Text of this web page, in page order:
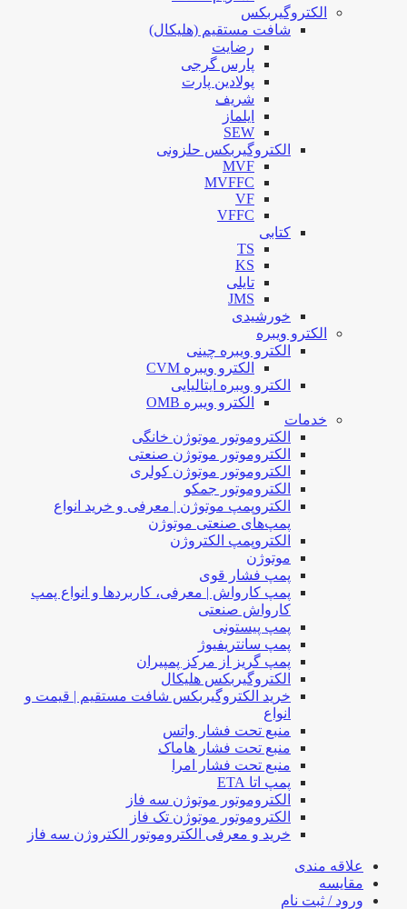
الکتروگیربکس
شافت مستقیم (هلیکال)
رضایت
پارس گرجی
پولادین پارت
شریف
ایلماز
SEW
الکتروگیربکس حلزونی
MVF
MVFFC
VF
VFFC
کتابی
TS
KS
تایلی
JMS
خورشیدی
الکترو ویبره
الکترو ویبره چینی
الکترو ویبره CVM
الکترو ویبره ایتالیایی
الکترو ویبره OMB
خدمات
الکتروموتور موتوژن خانگی
الکتروموتور موتوژن صنعتی
الکتروموتور موتوژن کولری
الکتروموتور جمکو
الکتروپمپ موتوژن | معرفی و خرید انواع
پمپ‌های صنعتی موتوژن
الکتروپمپ الکتروژن
موتوژن
پمپ فشار قوی
پمپ کارواش | معرفی، کاربردها و انواع پمپ
کارواش صنعتی
پمپ پیستونی
پمپ سانتریفیوژ
پمپ گریز از مرکز پمپیران
الکتروگیربکس هلیکال
خرید الکتروگیربکس شافت مستقیم | قیمت و
انواع
منبع تحت فشار واتس
منبع تحت فشار هاماک
منبع تحت فشار امرا
پمپ اتا ETA
الکتروموتور موتوژن سه فاز
الکتروموتور موتوژن تک فاز
خرید و معرفی الکتروموتور الکتروژن سه فاز
علاقه مندی
مقایسه
ورود / ثبت نام